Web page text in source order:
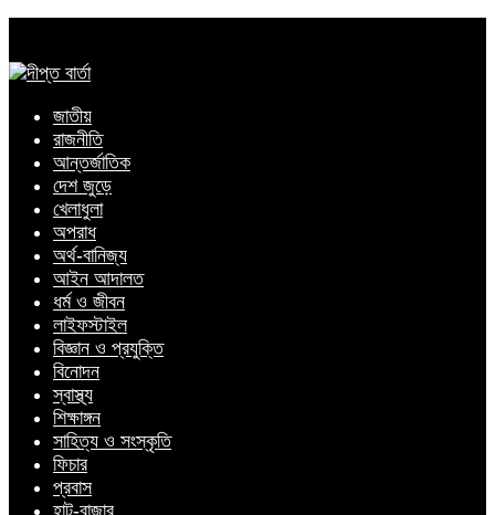
জাতীয়
রাজনীতি
আন্তর্জাতিক
দেশ জুড়ে
খেলাধুলা
অপরাধ
অর্থ-বানিজ্য
আইন আদালত
ধর্ম ও জীবন
লাইফস্টাইল
বিজ্ঞান ও প্রযুক্তি
বিনোদন
স্বাস্থ্য
শিক্ষাঙ্গন
সাহিত্য ও সংস্কৃতি
ফিচার
প্রবাস
হাট-বাজার